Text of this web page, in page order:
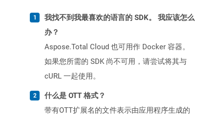
我找不到我最喜欢的语言的 SDK。 我应该怎么
办？
Aspose.Total Cloud 也可用作 Docker 容器。
如果您所需的 SDK 尚不可用，请尝试将其与
cURL 一起使用。
什么是 OTT 格式？
带有OTT扩展名的文件表示由应用程序生成的